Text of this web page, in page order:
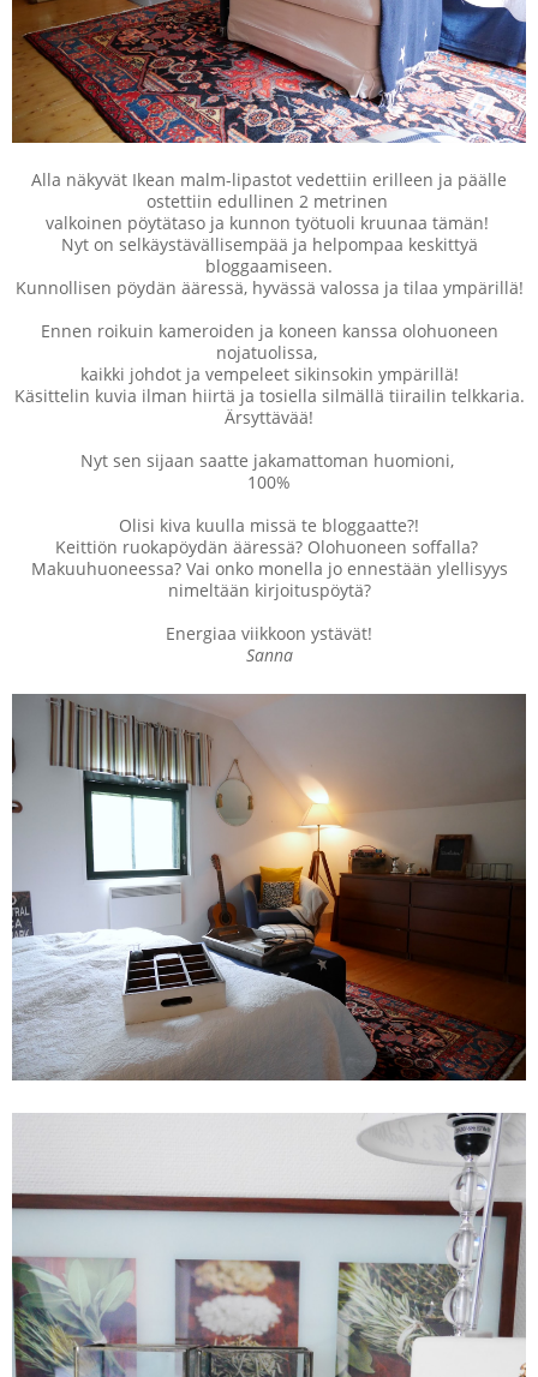
Alla näkyvät Ikean malm-lipastot vedettiin erilleen ja päälle
ostettiin edullinen 2 metrinen
valkoinen pöytätaso ja kunnon työtuoli kruunaa tämän!
Nyt on selkäystävällisempää ja helpompaa keskittyä
bloggaamiseen.
Kunnollisen pöydän ääressä, hyvässä valossa ja tilaa ympärillä!
Ennen roikuin kameroiden ja koneen kanssa olohuoneen
nojatuolissa,
kaikki johdot ja vempeleet sikinsokin ympärillä!
Käsittelin kuvia ilman hiirtä ja tosiella silmällä tiirailin telkkaria.
Ärsyttävää!
Nyt sen sijaan saatte jakamattoman huomioni,
100%
Olisi kiva kuulla missä te bloggaatte?!
Keittiön ruokapöydän ääressä? Olohuoneen soffalla?
Makuuhuoneessa? Vai onko monella jo ennestään ylellisyys
nimeltään kirjoituspöytä?
Energiaa viikkoon ystävät!
Sanna